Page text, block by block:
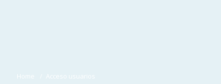
Home Acceso usuarios